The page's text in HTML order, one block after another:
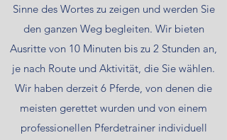
Sinne des Wortes zu zeigen und werden Sie
den ganzen Weg begleiten. Wir bieten
Ausritte von 10 Minuten bis zu 2 Stunden an,
je nach Route und Aktivität, die Sie wählen.
Wir haben derzeit 6 Pferde, von denen die
meisten gerettet wurden und von einem
professionellen Pferdetrainer individuell